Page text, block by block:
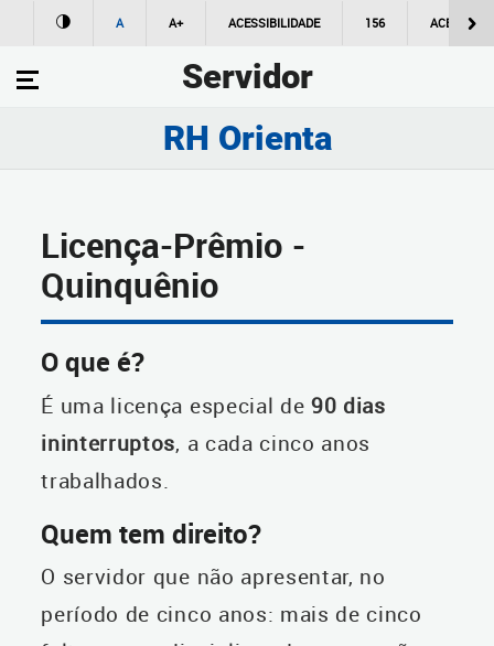
A A+ ACESSIBILIDADE 156 ACESSO À
Servidor
RH Orienta
Licença-Prêmio -
Quinquênio
O que é?
É uma licença especial de90 dias
ininterruptos, a cada cinco anos
trabalhados.
Quem tem direito?
O servidor que não apresentar, no
período de cinco anos: mais de cinco